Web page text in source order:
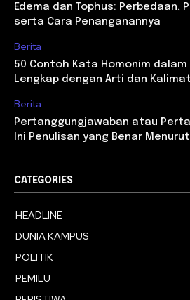
Edema dan Tophus: Perbedaan,
serta Cara Penanganannya
Berita
50 Contoh Kata Homonim
Lengkap dengan Arti dan Kalimat
Berita
Pertanggungjawaban atau
Ini Penulisan yang Benar Menurut
CATEGORIES
HEADLINE
DUNIA KAMPUS
POLITIK
PEMILU